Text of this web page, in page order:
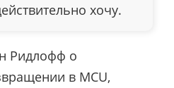
хочу.
Ридлофф о
в MCU,